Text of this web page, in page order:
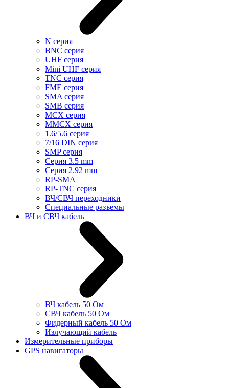
N серия
BNC серия
UHF серия
Mini UHF серия
TNC серия
FME серия
SMA серия
SMB серия
MCX серия
MMCX серия
1.6/5.6 серия
7/16 DIN серия
SMP серия
Cерия 3.5 mm
Серия 2.92 mm
RP-SMA
RP-TNC серия
ВЧ/СВЧ переходники
Специальные разъемы
ВЧ и СВЧ кабель
ВЧ кабель 50 Ом
СВЧ кабель 50 Ом
Фидерный кабель 50 Ом
Излучающий кабель
Измерительные приборы
GPS навигаторы